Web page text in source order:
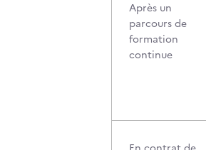
Après un
parcours de
formation
continue